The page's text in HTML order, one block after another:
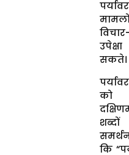
सकते।
को
कि